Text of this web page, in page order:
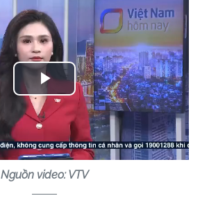
Play
Video
Nguồn video: VTV